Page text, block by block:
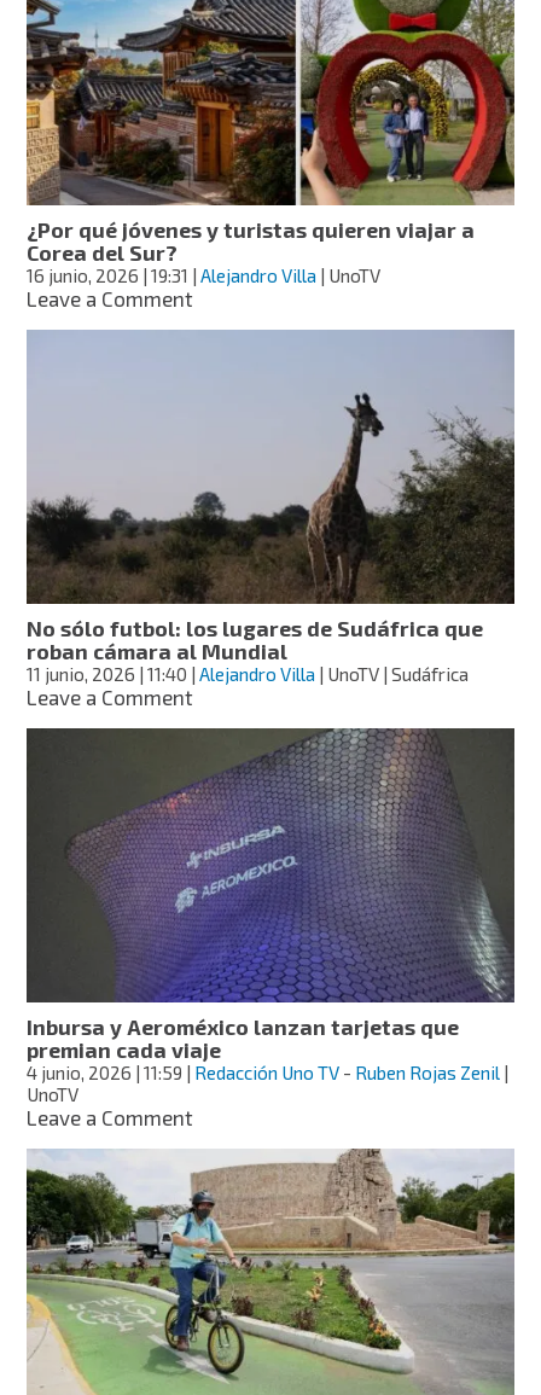
pasajeros
del
Tren
Panda,
una
atracción
turística
en
China
¿Por qué jóvenes y turistas quieren viajar a
Corea del Sur?
16 junio, 2026 | 19:31 |Alejandro Villa | UnoTV
Leave a Commenton
a
Corea
del
Sur?
No sólo futbol: los lugares de Sudáfrica que
roban cámara al Mundial
11 junio, 2026 | 11:40 |Alejandro Villa | UnoTV | Sudáfrica
Leave a Commenton
futbol:
los
lugares
de
Sudáfrica
que
roban
cámara
al
Mundial
Inbursa y Aeroméxico lanzan tarjetas que
premian cada viaje
4 junio, 2026 | 11:59 | Redacción Uno TV - Ruben Rojas Zenil |
UnoTV
Leave a Commenton
Aeroméxico
lanzan
tarjetas
que
premian
cada
viaje